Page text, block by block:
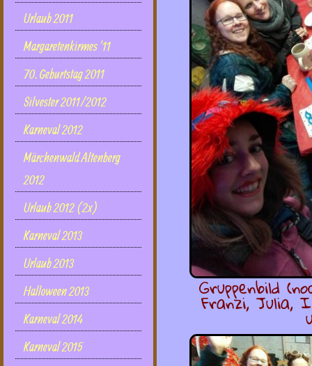
Urlaub 2011
Margaretenkirmes '11
70. Geburtstag 2011
Silvester 2011/2012
Karneval 2012
Märchenwald Altenberg
2012
Urlaub 2012 (2x)
Karneval 2013
Urlaub 2013
Halloween 2013
Karneval 2014
Karneval 2015
Gruppenbild
Franzi, Julia,